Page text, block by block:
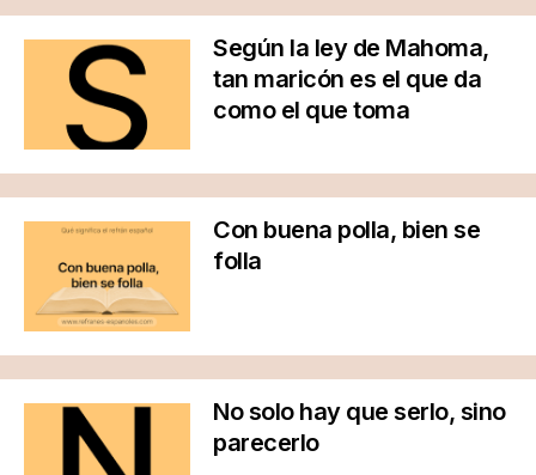
Según la ley de Mahoma,
tan maricón es el que da
como el que toma
Con buena polla, bien se
folla
No solo hay que serlo, sino
parecerlo